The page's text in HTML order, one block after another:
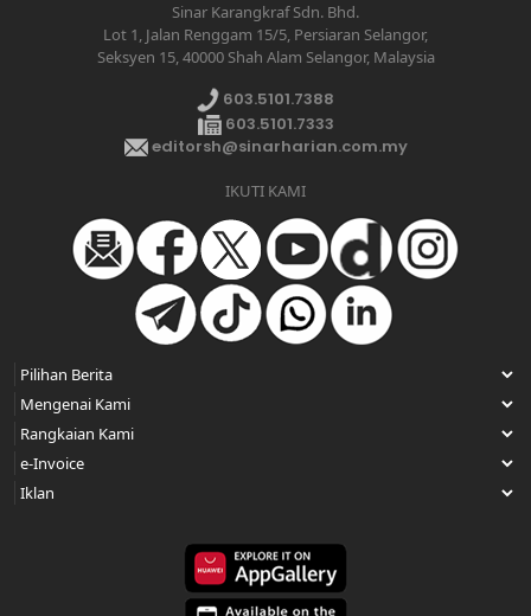
Sinar Karangkraf Sdn. Bhd.
Lot 1, Jalan Renggam 15/5, Persiaran Selangor,
Seksyen 15, 40000 Shah Alam Selangor, Malaysia
603.5101.7388
603.5101.7333
editorsh@sinarharian.com.my
IKUTI KAMI